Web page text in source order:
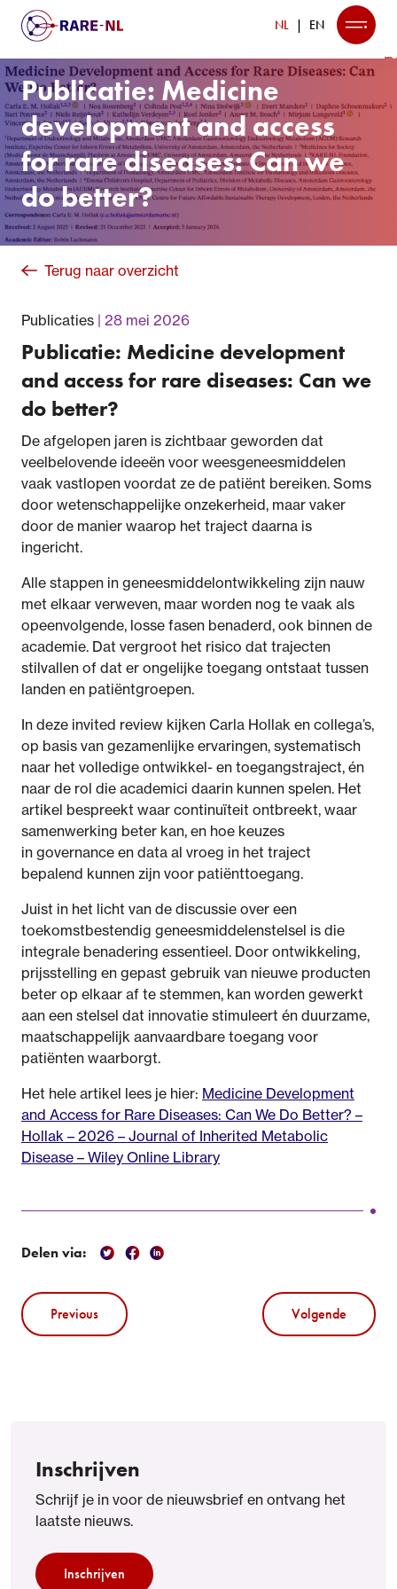
NL EN
Publicatie: Medicine
development and access
for rare diseases: Can we
do better?
Terug naar overzicht
Publicaties 28 mei 2026
Publicatie: Medicine development
and access for rare diseases: Can we
do better?
De afgelopen jaren is zichtbaar geworden dat
veelbelovende ideeën voor weesgeneesmiddelen
vaak vastlopen voordat ze de patiënt bereiken. Soms
door wetenschappelijke onzekerheid, maar vaker
door de manier waarop het traject daarna is
ingericht.
Alle stappen in geneesmiddelontwikkeling zijn nauw
met elkaar verweven, maar worden nog te vaak als
opeenvolgende, losse fasen benaderd, ook binnen de
academie. Dat vergroot het risico dat trajecten
stilvallen of dat er ongelijke toegang ontstaat tussen
landen en patiëntgroepen.
In deze invited review kijken Carla Hollak en collega’s,
op basis van gezamenlijke ervaringen, systematisch
naar het volledige ontwikkel- en toegangstraject, én
naar de rol die academici daarin kunnen spelen. Het
artikel bespreekt waar continuïteit ontbreekt, waar
samenwerking beter kan, en hoe keuzes
in governance en data al vroeg in het traject
bepalend kunnen zijn voor patiënttoegang.
Juist in het licht van de discussie over een
toekomstbestendig geneesmiddelenstelsel is die
integrale benadering essentieel. Door ontwikkeling,
prijsstelling en gepast gebruik van nieuwe producten
beter op elkaar af te stemmen, kan worden gewerkt
aan een stelsel dat innovatie stimuleert én duurzame,
maatschappelijk aanvaardbare toegang voor
patiënten waarborgt.
Het hele artikel lees je hier: Medicine Development
and Access for Rare Diseases: Can We Do Better? –
Hollak – 2026 – Journal of Inherited Metabolic
Disease – Wiley Online Library
Delen via:
Previous Volgende
Inschrijven
Schrijf je in voor de nieuwsbrief en ontvang het
laatste nieuws.
Inschrijven